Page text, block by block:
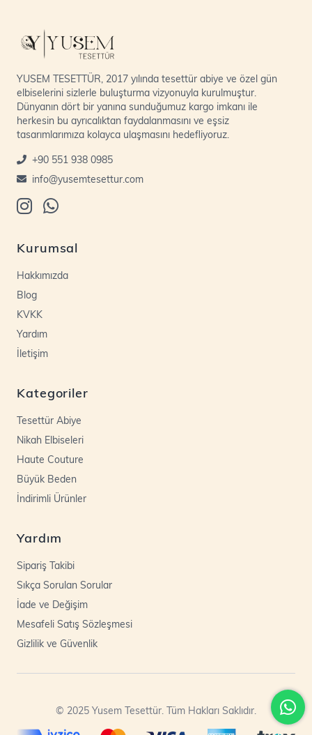
YUSEM TESETTÜR, 2017 yılında tesettür abiye ve özel gün
elbiselerini sizlerle buluşturma vizyonuyla kurulmuştur.
Dünyanın dört bir yanına sunduğumuz kargo imkanı ile
herkesin bu ayrıcalıktan faydalanmasını ve eşsiz
tasarımlarımıza kolayca ulaşmasını hedefliyoruz.
+90 551 938 0985
info@yusemtesettur.com
Kurumsal
Hakkımızda
Blog
KVKK
Yardım
İletişim
Kategoriler
Tesettür Abiye
Nikah Elbiseleri
Haute Couture
Büyük Beden
İndirimli Ürünler
Yardım
Sipariş Takibi
Sıkça Sorulan Sorular
İade ve Değişim
Mesafeli Satış Sözleşmesi
Gizlilik ve Güvenlik
© 2025 Yusem Tesettür. Tüm Hakları Saklıdır.